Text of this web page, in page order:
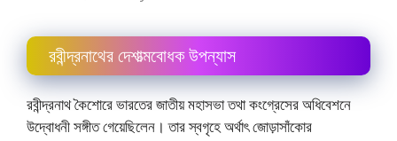
রবীন্দ্রনাথের দেশাত্মবােধক উপন্যাস
রবীন্দ্রনাথ কৈশােরে ভারতের জাতীয় মহাসভা তথা কংগ্রেসের অধিবেশনে
উদ্বোধনী সঙ্গীত গেয়েছিলেন। তার স্বগৃহে অর্থাৎ জোড়াসাঁকোর